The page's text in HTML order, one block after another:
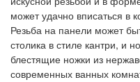
может удачно вписаться в
Резьба на панели может
столика в стиле кантри, и
блестящие ножки из
современных ванных